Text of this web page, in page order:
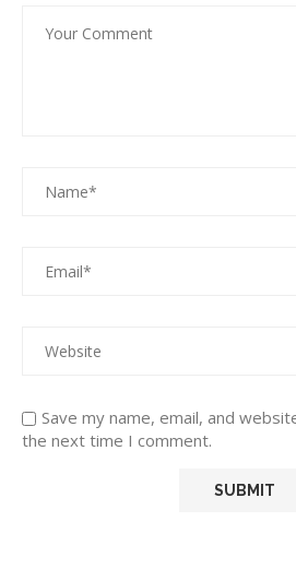
Save my name, email, and
the next time I comment.